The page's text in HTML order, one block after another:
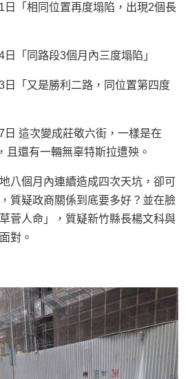
日「相同位置再度塌陷，出現2個長
「同路段3個月內三度塌陷」
日「又是勝利二路，同位置第四度
日 這次變成莊敬六街，一樣是在
且還有一輛無辜特斯拉遭殃。
八個月內連續造成四次天坑，卻可
質疑政商關係到底要多好？並在臉
菅人命」，質疑新竹縣長楊文科與
對。